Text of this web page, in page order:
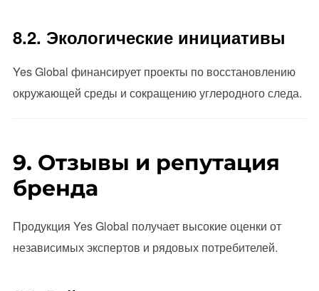
8.2. Экологические инициативы
Yes Global финансирует проекты по восстановлению
окружающей среды и сокращению углеродного следа.
9. Отзывы и репутация
бренда
Продукция Yes Global получает высокие оценки от
независимых экспертов и рядовых потребителей.